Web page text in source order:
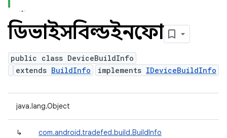
ডিভাইসবিল্ডইনফো
public class DeviceBuildInfo
extends BuildInfo implements IDeviceBuildInfo
java.lang.Object
↳ com.android.tradefed.build.BuildInfo